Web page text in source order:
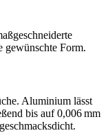
gewünschte Form.
Aluminium lässt
bis auf 0,006 mm